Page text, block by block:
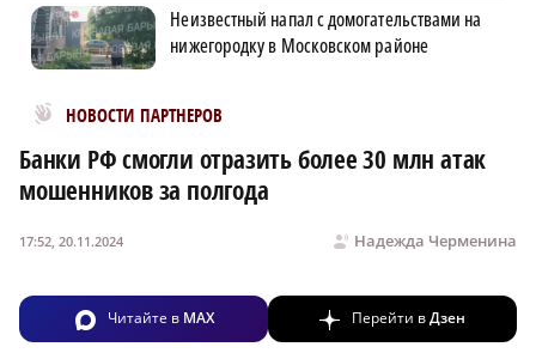
Неизвестный напал с домогательствами на
нижегородку в Московском районе
НОВОСТИ ПАРТНЕРОВ
Новости МирТесен
Банки РФ смогли отразить более 30 млн атак
мошенников за полгода
Надежда Черменина
17:52, 20.11.2024
Читайте в MAX Перейти вДзен